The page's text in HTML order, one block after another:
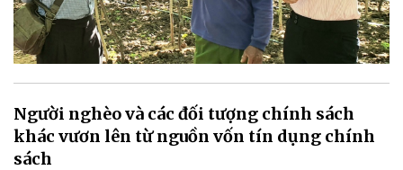
Người nghèo và các đối tượng chính sách
khác vươn lên từ nguồn vốn tín dụng chính
sách